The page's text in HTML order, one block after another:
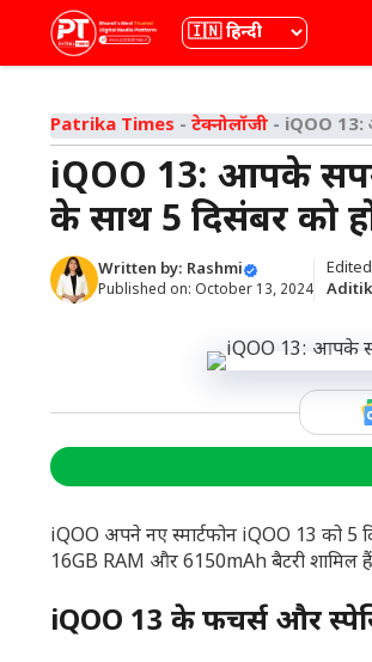
content
भाषा
Patrika Times - टेक्नोलॉजी - iQOO 13:
iQOO 13: आपके
के साथ 5 दिसंबर को
Written by: Rashmi
Published on: October 13, 2024
iQOO अपने नए स्मार्टफोन iQOO 13 को 5
16GB RAM और 6150mAh बैटरी शामिल
iQOO 13 के फीचर्स और